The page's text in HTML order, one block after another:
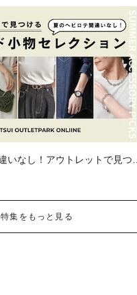
いなし！アウトレットで見つけ
レクション
特集をもっと見る